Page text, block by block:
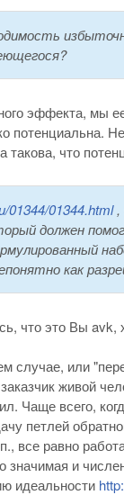
эффекта, мы
что
01344/01344.html,
должен
как
что это Вы avk,
случае, или
живой
Чаще всего,
петлей
все равно
и
идеальности